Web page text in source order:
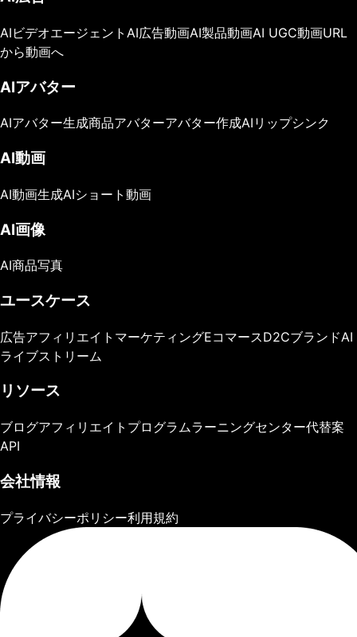
AIビデオエージェント AI広告動画AI製品動画AI UGC動画URL
から動画へ
AIアバター
AIアバター生成商品アバターアバター作成AIリップシンク
AI動画
AI動画生成AIショート動画
AI画像
AI商品写真
ユースケース
広告アフィリエイトマーケティングEコマースD2CブランドAI
ライブストリーム
リソース
ブログアフィリエイトプログラムラーニングセンター代替案
API
会社情報
プライバシーポリシー利用規約